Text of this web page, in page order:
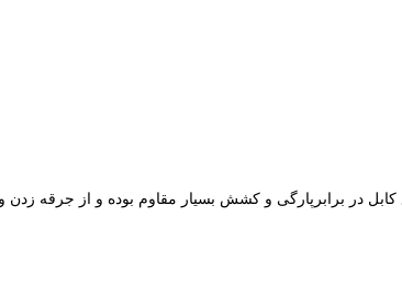
کابل در برابرپارگی و کشش بسیار مقاوم بوده و از جرقه